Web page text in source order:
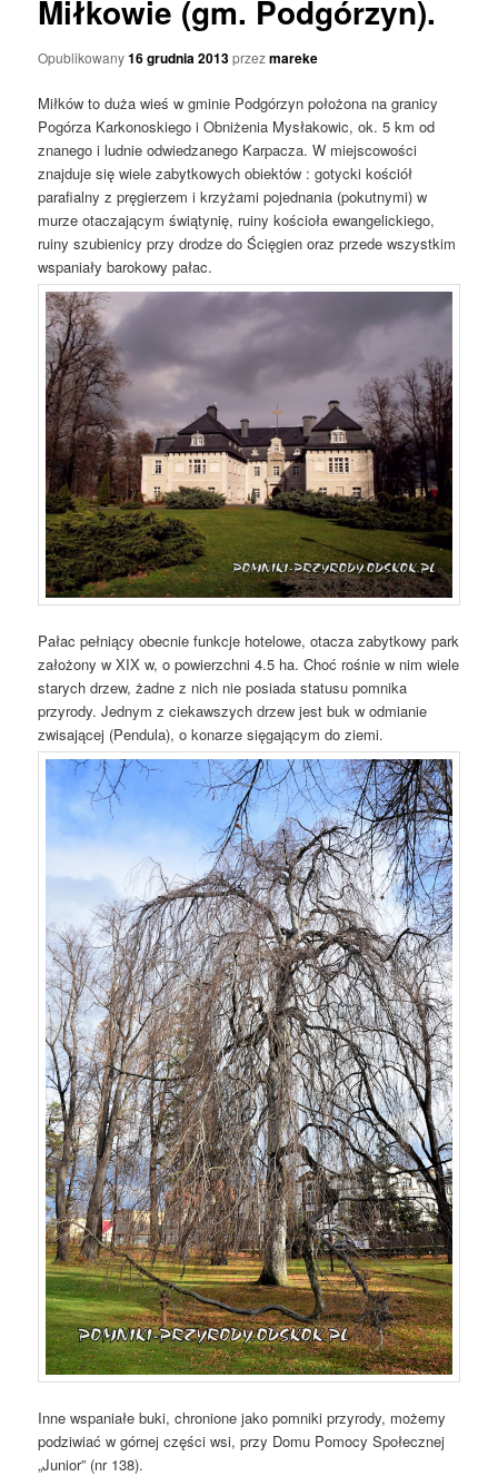
Miłkowie (gm. Podgórzyn).
Opublikowany16 grudnia 2013przezmareke
Miłków to duża wieś w gminie Podgórzyn położona na granicy
Pogórza Karkonoskiego i Obniżenia Mysłakowic, ok. 5 km od
znanego i ludnie odwiedzanego Karpacza. W miejscowości
znajduje się wiele zabytkowych obiektów : gotycki kościół
parafialny z pręgierzem i krzyżami pojednania (pokutnymi) w
murze otaczającym świątynię, ruiny kościoła ewangelickiego,
ruiny szubienicy przy drodze do Ścięgien oraz przede wszystkim
wspaniały barokowy pałac.
Pałac pełniący obecnie funkcje hotelowe, otacza zabytkowy park
założony w XIX w, o powierzchni 4.5 ha. Choć rośnie w nim wiele
starych drzew, żadne z nich nie posiada statusu pomnika
przyrody. Jednym z ciekawszych drzew jest buk w odmianie
zwisającej (Pendula), o konarze sięgającym do ziemi.
Inne wspaniałe buki, chronione jako pomniki przyrody, możemy
podziwiać w górnej części wsi, przy Domu Pomocy Społecznej
„Junior” (nr 138).